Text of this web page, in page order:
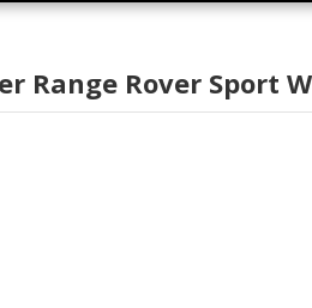
Range Rover Sport